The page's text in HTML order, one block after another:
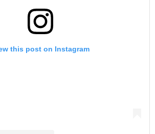
this post on Instagram